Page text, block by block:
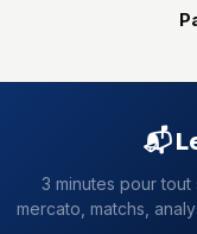
📬
3 minutes pour tout
mercato, matchs,